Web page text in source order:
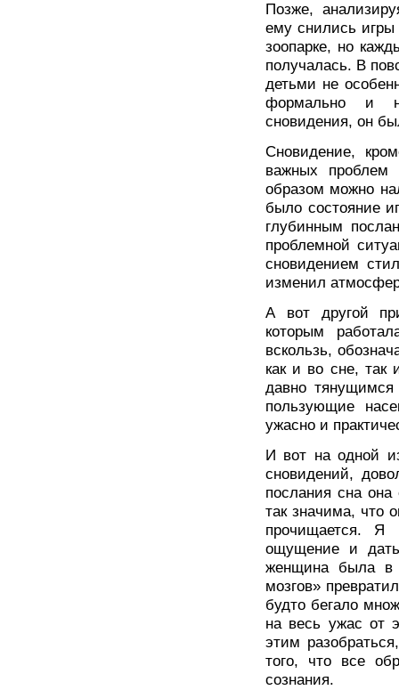
Позже,
ему снились игры
зоопарке, но
получалась. В
детьми не
формально и
сновидения, он
Сновидение,
важных проблем
образом можно
было состояние
глубинным
проблемной
сновидением
изменил
А вот другой
которым
вскользь,
как и во сне, так
давно
пользующие
ужасно и
И вот на одной
сновидений,
послания сна
так значима, что
прочищается. Я
ощущение и дать
женщина была в
мозгов»
будто бегало
на весь ужас от
этим
того, что все
сознания.